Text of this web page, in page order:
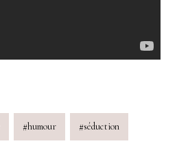
#humour #séduction